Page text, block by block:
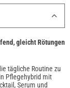
gleicht Rötungen
tägliche Routine zu
Pflegehybrid mit
Serum und